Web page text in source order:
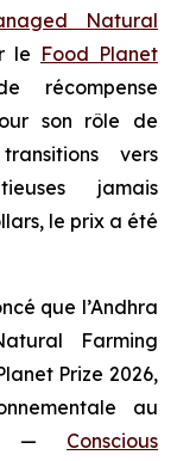
Natural
le Food Planet
son rôle de
vers
jamais
le prix a été
que l’Andhra
Farming
Prize 2026,
au
Conscious